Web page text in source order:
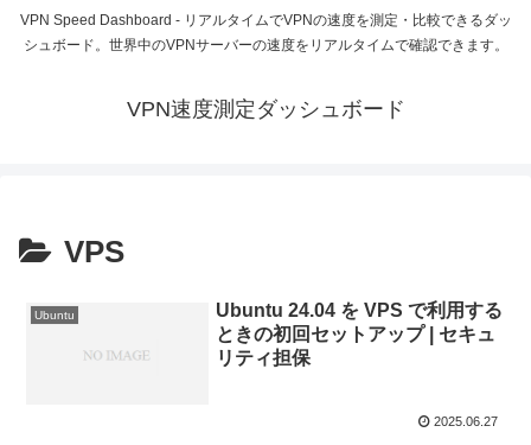
VPN Speed Dashboard - リアルタイムでVPNの速度を測定・比較できるダッ
シュボード。世界中のVPNサーバーの速度をリアルタイムで確認できます。
VPN速度測定ダッシュボード
VPS
Ubuntu
Ubuntu 24.04 を VPS で利用する
ときの初回セットアップ | セキュ
リティ担保
2025.06.27